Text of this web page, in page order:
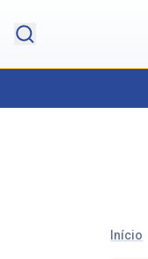
Início